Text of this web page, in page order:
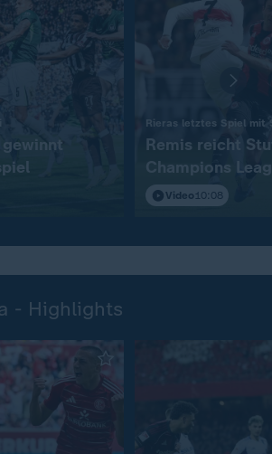
gewinnt
Rieras letztes Spiel mit
Remis reicht
Champions
Video 10:08
- Highlights